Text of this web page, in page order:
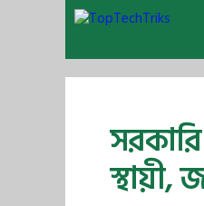
স্থায়ী,